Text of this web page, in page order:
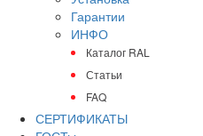
Гарантии
ИНФО
Каталог RAL
Статьи
FAQ
СЕРТИФИКАТЫ